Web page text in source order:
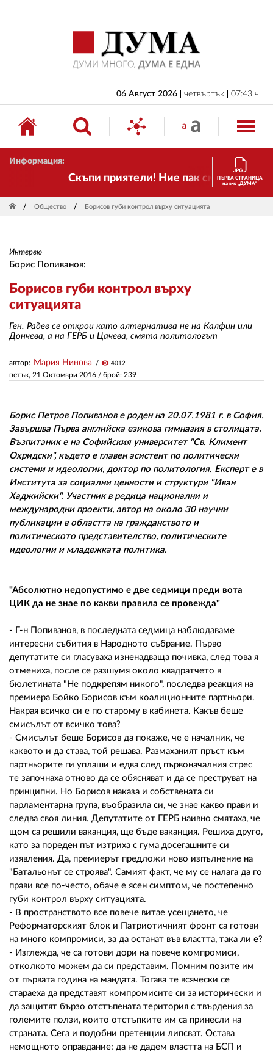
06 Август 2026 четвъртък 07:43 ч.
Информация:
Скъпи приятели! Ние пак сме тук!ПЪРВА СТРАНИЦА
на в-к „ДУМА“
Общество Борисов губи контрол върху ситуацията
Интервю
Борис Попиванов:
Борисов губи контрол върху
ситуацията
Ген. Радев се открои като алтернатива не на Калфин или
Дончева, а на ГЕРБ и Цачева, смята политологът
петък, 21 Октомври 2016 / брой: 239
автор: Мария Нинова visibility 4012
Борис Петров Попиванов е роден на 20.07.1981 г. в София.
Завършва Първа английска езикова гимназия в столицата.
Възпитаник е на Софийския университет "Св. Климент
Охридски", където е главен асистент по политически
системи и идеологии, доктор по политология. Експерт е в
Института за социални ценности и структури "Иван
Хаджийски". Участник в редица национални и
международни проекти, автор на около 30 научни
публикации в областта на гражданството и
политическото представителство, политическите
идеологии и младежката политика.
"Абсолютно недопустимо е две седмици преди вота
ЦИК да не знае по какви правила се провежда"
- Г-н Попиванов, в последната седмица наблюдаваме
интересни събития в Народното събрание. Първо
депутатите си гласуваха изненадваща почивка, след това я
отмениха, после се разшумя около квадратчето в
бюлетината "Не подкрепям никого", последва реакция на
премиера Бойко Борисов към коалиционните партньори.
Накрая всичко си е по старому в кабинета. Какъв беше
смисълът от всичко това?
- Смисълът беше Борисов да покаже, че е началник, че
каквото и да става, той решава. Размаханият пръст към
партньорите ги уплаши и едва след първоначалния стрес
те започнаха отново да се обясняват и да се преструват на
принципни. Но Борисов наказа и собствената си
парламентарна група, въобразила си, че знае какво прави и
следва своя линия. Депутатите от ГЕРБ наивно смятаха, че
щом са решили ваканция, ще бъде ваканция. Решиха друго,
като за пореден път изтриха с гума досегашните си
изявления. Да, премиерът предложи ново изпълнение на
"Батальонът се строява". Самият факт, че му се налага да го
прави все по-често, обаче е ясен симптом, че постепенно
губи контрол върху ситуацията.
- В пространството все повече витае усещането, че
Реформаторският блок и Патриотичният фронт са готови
на много компромиси, за да останат във властта, така ли е?
- Изглежда, че са готови дори на повече компромиси,
отколкото можем да си представим. Помним позите им
от първата година на мандата. Тогава те всячески се
стараеха да представят компромисите си за исторически и
да защитят бързо отстъпената територия с твърдения за
големите ползи, които отстъпките им са принесли на
страната. Сега и подобни претенции липсват. Остава
немощното оправдание: да не дадем властта на БСП и
БЪЛГАРИЯ
ИКОНОМИКА
ИЗБОРИ
СВЯТ
АВТОРИ
КОНТАКТИ
АБОНАМЕНТ
УСЛОВИЯ ЗА ПОЛЗВАНЕ
ПОЛИТИКА ЗА БИСКВИТКИТЕ
ПОЛИТИКАТА ЗА
ПОВЕРИТЕЛНОСТ
02 975 20 35